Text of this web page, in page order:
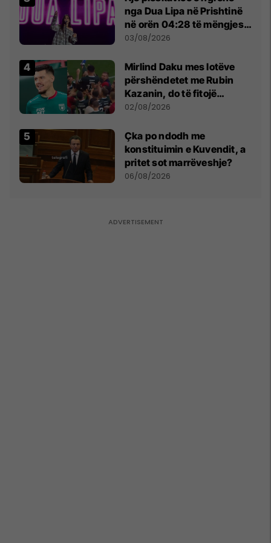
nga Dua Lipa në Prishtinë
në orën 04:28 të mëngjesit
- dhe bota digjitale serbe
03/08/2026
Mirlind Daku mes lotëve
përshëndetet me Rubin
Kazanin, do të fitojë
miliona te Spartak Moska
02/08/2026
Çka po ndodh me
konstituimin e Kuvendit, a
pritet sot marrëveshje?
06/08/2026